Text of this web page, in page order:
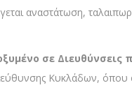
αναστάτωση,
σε
Κυκλάδων,